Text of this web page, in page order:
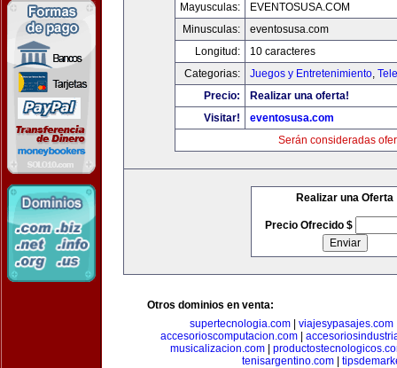
Mayusculas:
EVENTOSUSA.COM
Minusculas:
eventosusa.com
Longitud:
10 caracteres
Categorias:
Juegos y Entretenimiento,
Precio:
Realizar una oferta!
Visitar!
eventosusa.com
Serán consideradas
Realizar una Oferta
Precio Ofrecido $
Otros dominios en venta:
supertecnologia.com| viajesypasajes.com
accesorioscomputacion.com
musicalizacion.com|
tenisargentino.com